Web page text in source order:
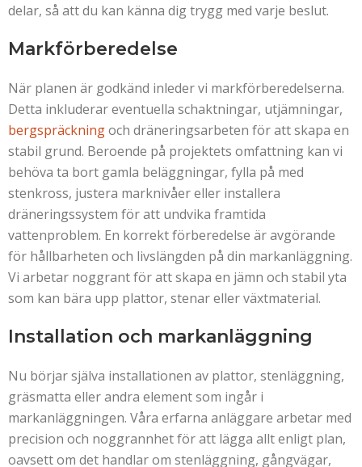
delar, så att du kan känna dig trygg med varje beslut.
Markförberedelse
När planen är godkänd inleder vi markförberedelserna.
Detta inkluderar eventuella schaktningar, utjämningar,
bergspräckningoch dräneringsarbeten för att skapa en
stabil grund. Beroende på projektets omfattning kan vi
behöva ta bort gamla beläggningar, fylla på med
stenkross, justera marknivåer eller installera
dräneringssystem för att undvika framtida
vattenproblem. En korrekt förberedelse är avgörande
för hållbarheten och livslängden på din markanläggning.
Vi arbetar noggrant för att skapa en jämn och stabil yta
som kan bära upp plattor, stenar eller växtmaterial.
Installation och markanläggning
Nu börjar själva installationen av plattor, stenläggning,
gräsmatta eller andra element som ingår i
markanläggningen. Våra erfarna anläggare arbetar med
precision och noggrannhet för att lägga allt enligt plan,
oavsett om det handlar om stenläggning, gångvägar,